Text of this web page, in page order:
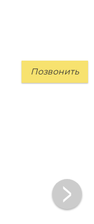
Позвонить